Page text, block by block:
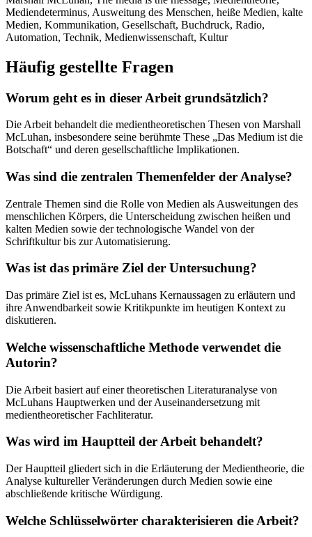
Mediendeterminus, Ausweitung des Menschen, heiße Medien, kalte
Medien, Kommunikation, Gesellschaft, Buchdruck, Radio,
Automation, Technik, Medienwissenschaft, Kultur
Häufig gestellte Fragen
Worum geht es in dieser Arbeit grundsätzlich?
Die Arbeit behandelt die medientheoretischen Thesen von Marshall
McLuhan, insbesondere seine berühmte These „Das Medium ist die
Botschaft“ und deren gesellschaftliche Implikationen.
Was sind die zentralen Themenfelder der Analyse?
Zentrale Themen sind die Rolle von Medien als Ausweitungen des
menschlichen Körpers, die Unterscheidung zwischen heißen und
kalten Medien sowie der technologische Wandel von der
Schriftkultur bis zur Automatisierung.
Was ist das primäre Ziel der Untersuchung?
Das primäre Ziel ist es, McLuhans Kernaussagen zu erläutern und
ihre Anwendbarkeit sowie Kritikpunkte im heutigen Kontext zu
diskutieren.
Welche wissenschaftliche Methode verwendet die
Autorin?
Die Arbeit basiert auf einer theoretischen Literaturanalyse von
McLuhans Hauptwerken und der Auseinandersetzung mit
medientheoretischer Fachliteratur.
Was wird im Hauptteil der Arbeit behandelt?
Der Hauptteil gliedert sich in die Erläuterung der Medientheorie, die
Analyse kultureller Veränderungen durch Medien sowie eine
abschließende kritische Würdigung.
Welche Schlüsselwörter charakterisieren die Arbeit?